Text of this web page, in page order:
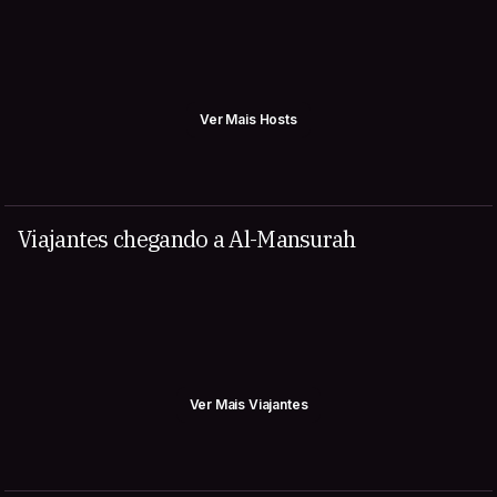
Ver Mais Hosts
Viajantes chegando a Al-Mansurah
Ver Mais Viajantes